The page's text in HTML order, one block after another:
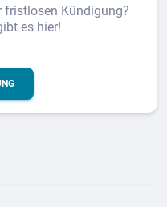
fristlosen Kündigung?
es hier!